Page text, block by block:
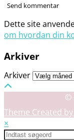
Dette site
om hvordan din
Arkiver
Arkiver
©
Theme Created by
×